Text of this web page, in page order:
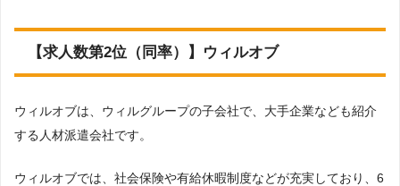
【求人数第2位（同率）】ウィルオブ
ウィルオブは、ウィルグループの子会社で、大手企業なども紹介
する人材派遣会社です。
ウィルオブでは、社会保険や有給休暇制度などが充実しており、6